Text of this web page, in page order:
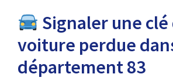
Signaler une clé
voiture perdue
département 83